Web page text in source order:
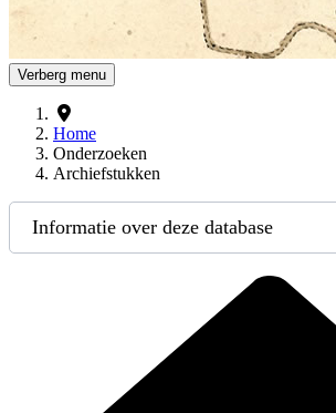
Verberg menu
Home
Onderzoeken
Archiefstukken
Informatie over deze database